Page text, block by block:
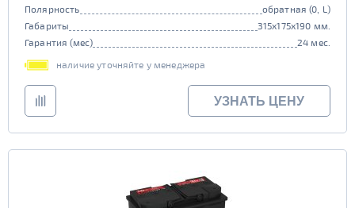
Полярность
обратная (0, L)
Габариты
315x175x190 мм.
Гарантия (мес)
24 мес.
наличие уточняйте у менеджера
УЗНАТЬ ЦЕНУ